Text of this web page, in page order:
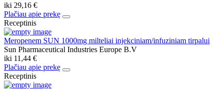
iki 29,16 €
Plačiau apie prekę
Receptinis
Meropenem SUN 1000mg milteliai injekciniam/infuziniam tirpalui
Sun Pharmaceutical Industries Europe B.V
iki 11,44 €
Plačiau apie prekę
Receptinis